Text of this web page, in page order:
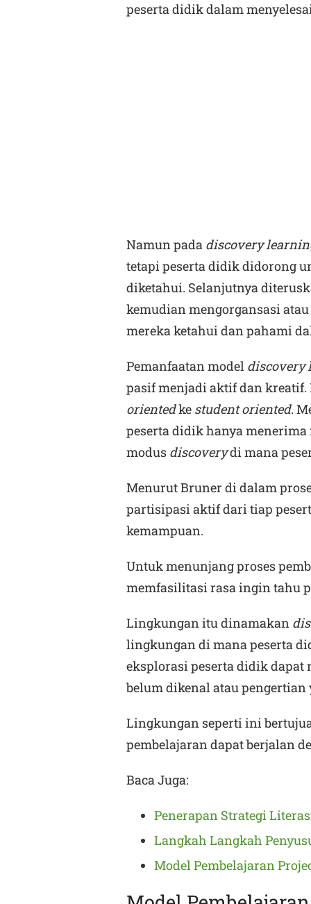
peserta didik dalam
Namun pada discovery
tetapi peserta didik didorong
diketahui. Selanjutnya
kemudian mengorgansasi
mereka ketahui dan pahami
Pemanfaatan model discovery
pasif menjadi aktif dan kreatif.
orientedke student oriented.
peserta didik hanya
modus discoverydi mana
Menurut Bruner di dalam
partisipasi aktif dari tiap
kemampuan.
Untuk menunjang proses
memfasilitasi rasa ingin tahu
Lingkungan itu dinamakan
lingkungan di mana peserta
eksplorasi peserta didik dapat
belum dikenal atau
Lingkungan seperti ini
pembelajaran dapat berjalan
Baca Juga:
Penerapan Strategi
Langkah Langkah
Model Pembelajaran